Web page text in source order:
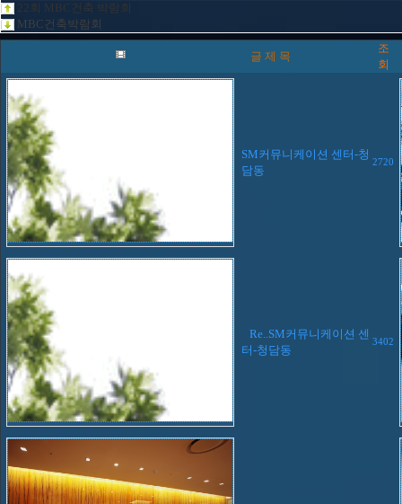
22회 MBC건축 박람회
MBC건축박람회
글 제 목
조
회
SM커뮤니케이션 센터-청
담동
2720
Re..SM커뮤니케이션 센
터-청담동
3402